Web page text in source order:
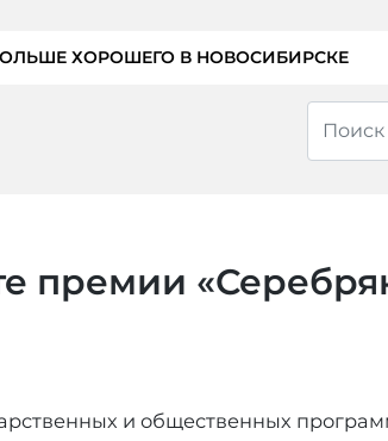
ХОРОШЕГО В НОВОСИБИРСКЕ
премии
и общественных